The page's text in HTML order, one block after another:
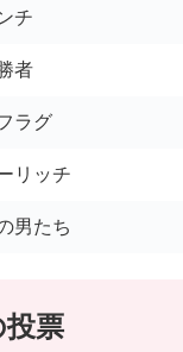
チ
者
ラグ
リッチ
男たち
票